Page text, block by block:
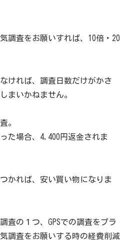
調査をお願いすれば、10倍・20
ければ、調査日数だけがかさ
まいかねません。
。
た場合、4,400円返金されま
かれば、安い買い物になりま
査の１つ、GPSでの調査をプラ
調査をお願いする時の経費削減